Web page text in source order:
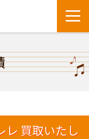
レ 買取いたし